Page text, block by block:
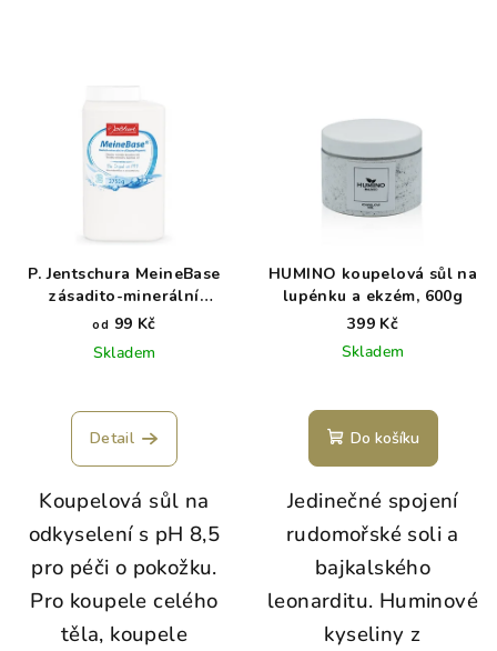
P. Jentschura MeineBase
zásadito-minerální
koupelová sůl
od 99 Kč
Skladem
Detail
Koupelová sůl na
odkyselení s pH 8,5
pro péči o pokožku.
Pro koupele celého
těla, koupele
HUMINO koupelová sůl na
lupénku a ekzém, 600g
399 Kč
Skladem
Do košíku
Jedinečné spojení
rudomořské soli a
bajkalského
leonarditu. Huminové
kyseliny z